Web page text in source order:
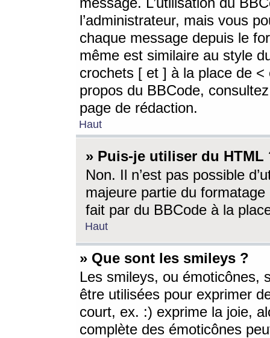
l’administrateur, mais vous
chaque message depuis le
même est similaire au style
crochets [ et ] à la place de <
propos du BBCode,
page de rédaction.
Haut
» Puis-je utiliser du HTML
Non. Il n’est pas possible
majeure partie du
fait par du BBCode à la
Haut
» Que sont les smileys ?
Les smileys, ou émoticônes,
être utilisées pour exprimer
court, ex. :) exprime la joie,
complète des émoticônes